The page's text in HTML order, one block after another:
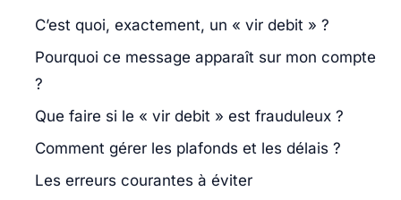
C’est quoi, exactement, un « vir debit » ?
Pourquoi ce message apparaît sur mon compte
?
Que faire si le « vir debit » est frauduleux ?
Comment gérer les plafonds et les délais ?
Les erreurs courantes à éviter